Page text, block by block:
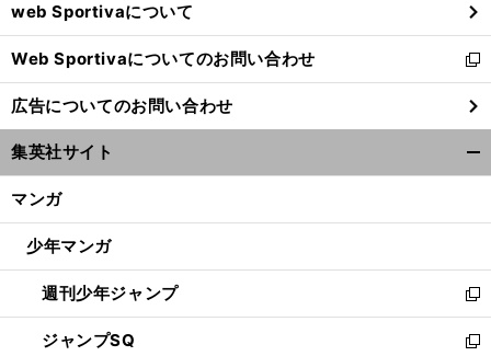
で
開
く
web Sportivaについて
Web Sportivaについてのお問い合わせ
新
し
い
ウ
ィ
ン
ウ
開
く
広告についてのお問い合わせ
集英社サイト
マンガ
少年マンガ
週刊少年ジャンプ
新
し
い
ジャンプSQ
新